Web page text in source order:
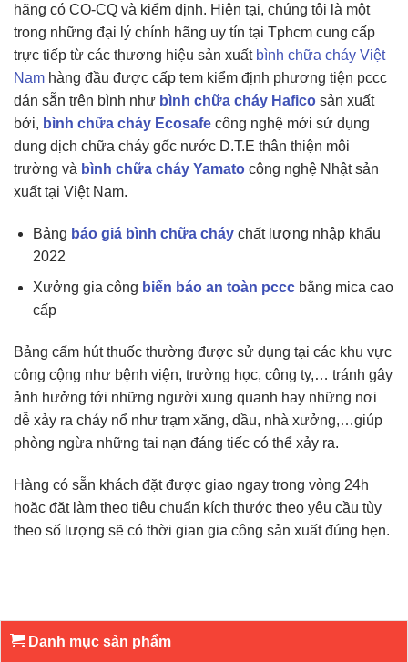
hãng có CO-CQ và kiểm định. Hiện tại, chúng tôi là một
trong những đại lý chính hãng uy tín tại Tphcm cung cấp
trực tiếp từ các thương hiệu sản xuất bình chữa cháy Việt
Nam hàng đầu được cấp tem kiểm định phương tiện pccc
dán sẵn trên bình như bình chữa cháy Hafico sản xuất
bởi, bình chữa cháy Ecosafe công nghệ mới sử dụng
dung dịch chữa cháy gốc nước D.T.E thân thiện môi
trường và bình chữa cháy Yamato công nghệ Nhật sản
xuất tại Việt Nam.
Bảng báo giá bình chữa cháychất lượng nhập khẩu
2022
Xưởng gia công biển báo an toàn pcccbằng mica cao
cấp
Bảng cấm hút thuốc thường được sử dụng tại các khu vực
công cộng như bệnh viện, trường học, công ty,… tránh gây
ảnh hưởng tới những người xung quanh hay những nơi
dễ xảy ra cháy nổ như trạm xăng, dầu, nhà xưởng,…giúp
phòng ngừa những tai nạn đáng tiếc có thể xảy ra.
Hàng có sẵn khách đặt được giao ngay trong vòng 24h
hoặc đặt làm theo tiêu chuẩn kích thước theo yêu cầu tùy
theo số lượng sẽ có thời gian gia công sản xuất đúng hẹn.
Danh mục sản phẩm